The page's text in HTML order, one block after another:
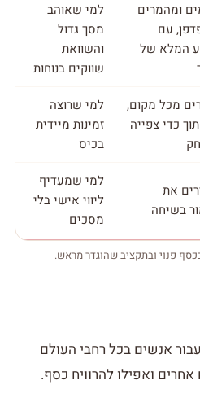
ומהמרים
עם
המלא של
למי שאוהב
מסך גדול
והשוואת
שווקים בנוחות
מכל מקום,
כדי צפייה
למי שרוצה
זמינות מיידית
בכיס
את
בשיחה
למי שמעדיף
ליווי אישי בלי
מסכים
פנוי ובתקציב שהוגדר מראש.
אנשים בכל רחבי העולם
ואפילו להרוויח כסף.